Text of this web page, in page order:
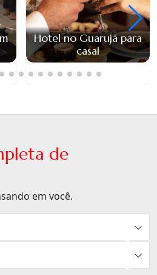
Hotel no Guarujá para
casal
de
em você.
×
×